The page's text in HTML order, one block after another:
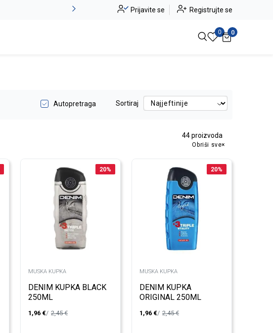
Novo u ponudi - Jadea Pogledaj više
Prijavite se Registrujte se
0 0
Autopretraga Sortiraj
44proizvoda
Obriši sve
20%
MUSKA KUPKA
DENIM KUPKA BLACK
250ML
1,96 € 2,45€
20%
MUSKA KUPKA
DENIM KUPKA
ORIGINAL 250ML
1,96 € 2,45€